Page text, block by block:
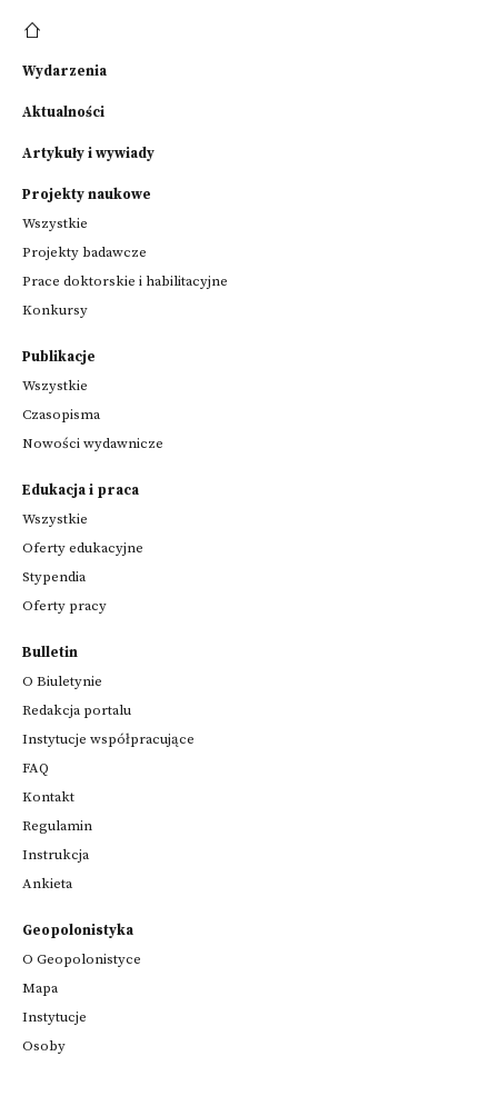
Wydarzenia
Aktualności
Artykuły i wywiady
Projekty naukowe
Wszystkie
Projekty badawcze
Prace doktorskie i habilitacyjne
Konkursy
Publikacje
Wszystkie
Czasopisma
Nowości wydawnicze
Edukacja i praca
Wszystkie
Oferty edukacyjne
Stypendia
Oferty pracy
Bulletin
O Biuletynie
Redakcja portalu
Instytucje współpracujące
FAQ
Kontakt
Regulamin
Instrukcja
Ankieta
Geopolonistyka
O Geopolonistyce
Mapa
Instytucje
Osoby